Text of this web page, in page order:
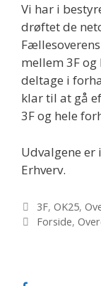
Vi har i
drøftet de
mellem 3F
deltage i
klar til at gå
3F og hele
Udvalgene
Erhverv.
Kategorier
3F, OK25,
Tags
Forside,